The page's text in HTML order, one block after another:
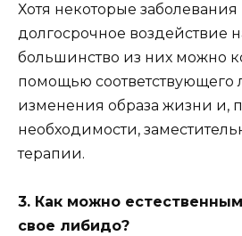
Хотя некоторые заболевания
долгосрочное воздействие
большинство из них можно
помощью соответствующего
изменения образа жизни и,
необходимости,
терапии.
3. Как можно
свое либидо?